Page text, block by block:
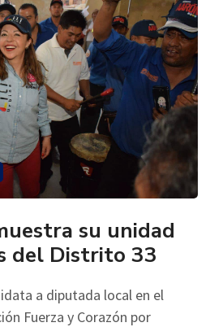
su unidad
del Distrito 33
a diputada local en el
Fuerza y Corazón por